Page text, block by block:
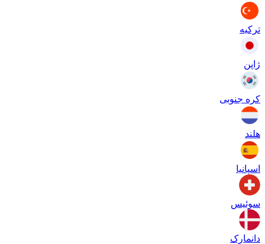
ترکیه
ژاپن
کره جنوبی
هلند
اسپانیا
سوئیس
دانمارک